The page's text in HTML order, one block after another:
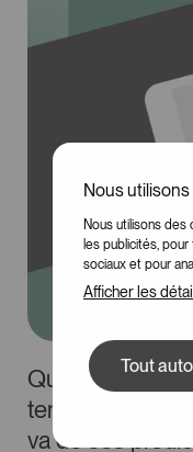
Nous
Nous utilisons
les publicités,
sociaux et pour
Afficher les
Tout
Que nous
tendances
va de ses